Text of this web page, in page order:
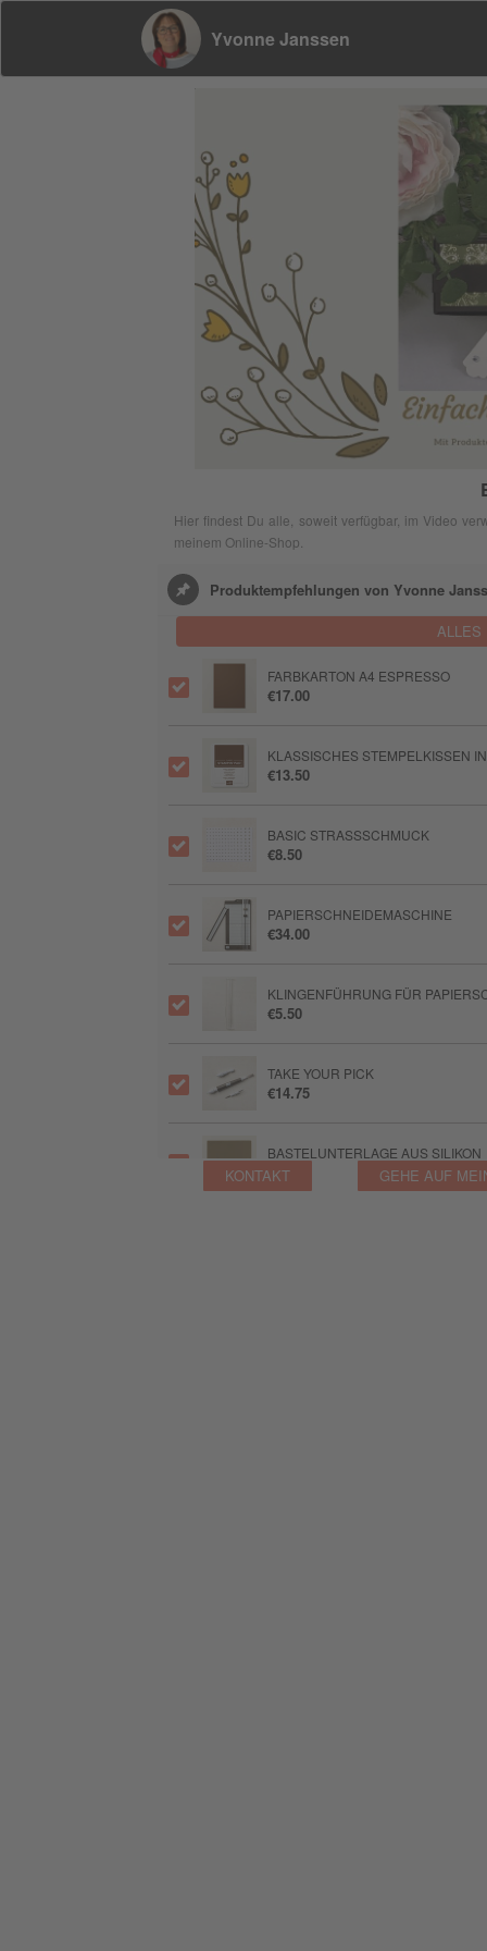
Yvonne Janssen
Hier findest Du alle, soweit verfügbar, im Video
meinem Online-Shop.
Produktempfehlungen von Yvonne
ALLES
FARBKARTON A4 ESPRESSO
€17.00
KLASSISCHES STEMPELKISSEN
€13.50
BASIC STRASSSCHMUCK
€8.50
PAPIERSCHNEIDEMASCHINE
€34.00
KLINGENFÜHRUNG FÜR
€5.50
TAKE YOUR PICK
€14.75
BASTELUNTERLAGE AUS SILIKON
€8.00
KONTAKT GEHE AUF